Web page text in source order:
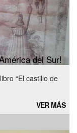
del Sur!
“El castillo de
VER MÁS